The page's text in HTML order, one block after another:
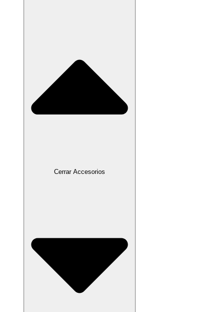
Cerrar Accesorios